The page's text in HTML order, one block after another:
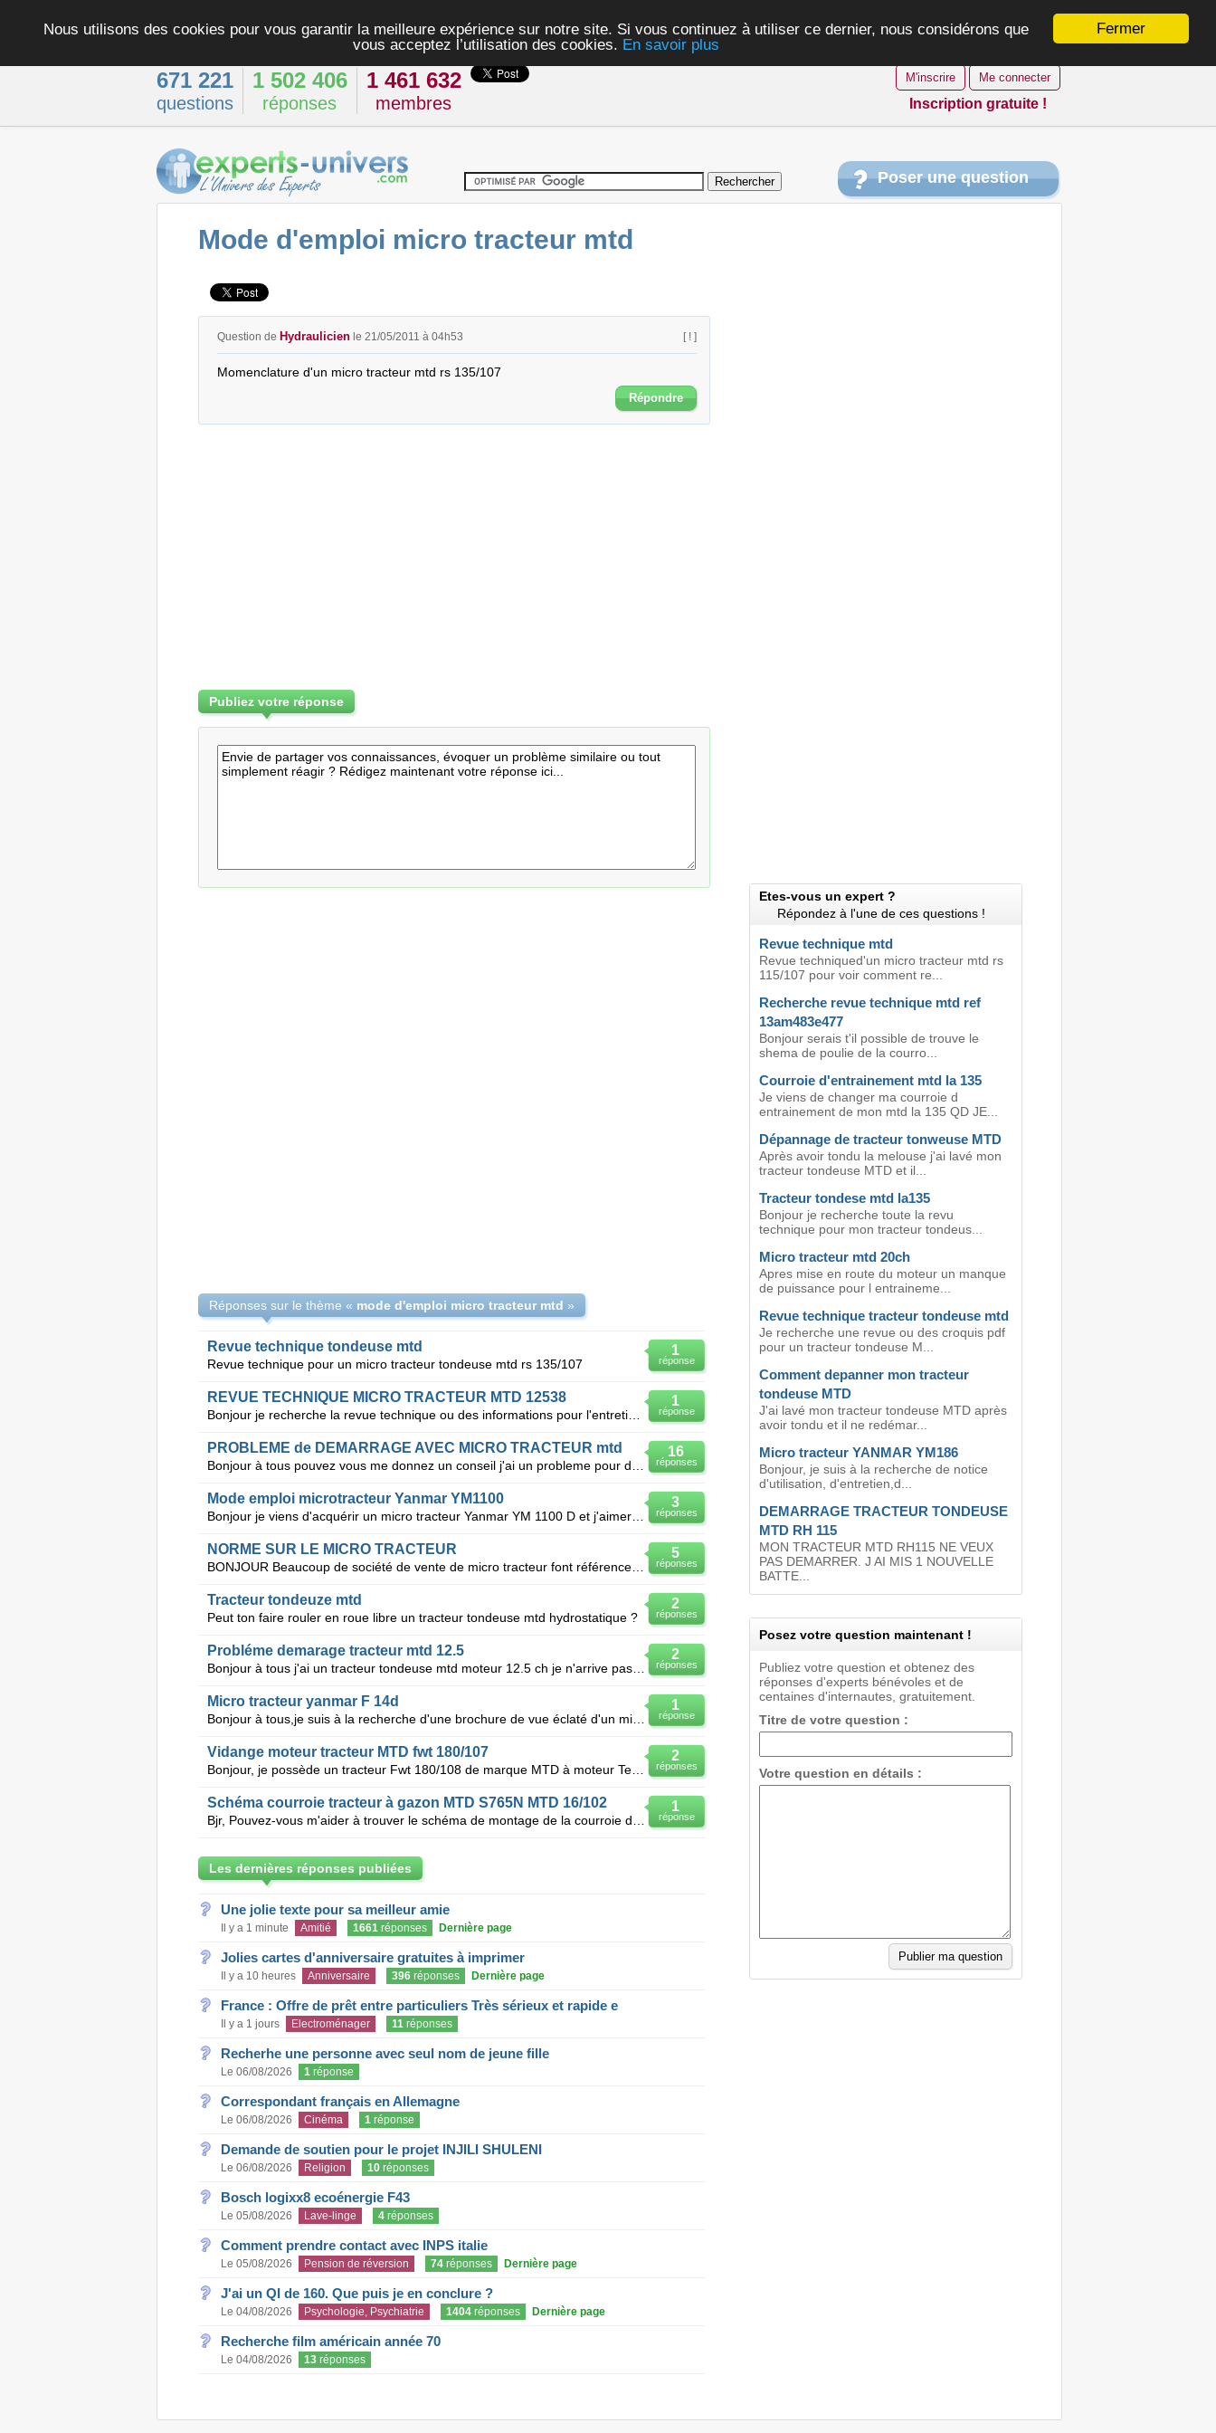
Fermer
Nous utilisons des cookies pour vous garantir la meilleure expérience sur notre site. Si vous continuez à utiliser ce dernier, nous considérons que
vous acceptez l’utilisation des cookies. En savoir plus
671 221
questions
1 502 406
réponses
1 461 632
membres
M'inscrire Me connecter
Inscription gratuite !
Poser une question
Mode d'emploi micro tracteur mtd
Question de Hydraulicienle 21/05/2011 à 04h53 [ ! ]
Momenclature d'un micro tracteur mtd rs 135/107
Répondre
Publiez votre réponse
Réponses sur le thème « mode d'emploi micro tracteur mtd »
1
réponse
Revue technique tondeuse mtd
Revue technique pour un micro tracteur tondeuse mtd rs 135/107
1
réponse
REVUE TECHNIQUE MICRO TRACTEUR MTD 12538
Bonjour je recherche la revue technique ou des informations pour l'entretien d'un micro tracteur ma
16
réponses
PROBLEME de DEMARRAGE AVEC MICRO TRACTEUR mtd
3
réponses
Mode emploi microtracteur Yanmar YM1100
Bonjour je viens d'acquérir un micro tracteur Yanmar YM 1100 D et j'aimerais trouver la notice du
5
réponses
NORME SUR LE MICRO TRACTEUR
BONJOUR Beaucoup de société de vente de micro tracteur font référence à une nouvelle norme Que
2
réponses
Tracteur tondeuze mtd
Peut ton faire rouler en roue libre un tracteur tondeuse mtd hydrostatique ?
2
réponses
Probléme demarage tracteur mtd 12.5
Bonjour à tous j'ai un tracteur tondeuse mtd moteur 12.5 ch je n'arrive pas a démaré mon tracte
1
réponse
Micro tracteur yanmar F 14d
Bonjour à tous,je suis à la recherche d'une brochure de vue éclaté d'un micro tracteur yanmar F 14d
2
réponses
Vidange moteur tracteur MTD fwt 180/107
Bonjour, je possède un tracteur Fwt 180/108 de marque MTD à moteur Tecumseh 18cv. Je ne trouve pas d
1
réponse
Schéma courroie tracteur à gazon MTD S765N MTD 16/102
Les dernières réponses publiées
Une jolie texte pour sa meilleur amie
Il y a 1 minute Amitié 1661réponses Dernière page
Jolies cartes d'anniversaire gratuites à imprimer
Il y a 10 heures Anniversaire 396réponses Dernière page
France : Offre de prêt entre particuliers Très sérieux et rapide e
Il y a 1 jours Electroménager 11réponses
Recherhe une personne avec seul nom de jeune fille
Le 06/08/2026 1réponse
Correspondant français en Allemagne
Le 06/08/2026 Cinéma 1réponse
Demande de soutien pour le projet INJILI SHULENI
Le 06/08/2026 Religion 10réponses
Bosch logixx8 ecoénergie F43
Le 05/08/2026 Lave-linge 4réponses
Comment prendre contact avec INPS italie
Le 05/08/2026 Pension de réversion 74réponses Dernière page
J'ai un QI de 160. Que puis je en conclure ?
Le 04/08/2026 Psychologie, Psychiatrie 1404réponses Dernière page
Recherche film américain année 70
Le 04/08/2026 13réponses
Etes-vous un expert ?
Répondez à l'une de ces questions !
Revue technique mtd
Revue techniqued'un micro tracteur mtd rs
115/107 pour voir comment re...
Recherche revue technique mtd ref
13am483e477
Bonjour serais t'il possible de trouve le
shema de poulie de la courro...
Courroie d'entrainement mtd la 135
Je viens de changer ma courroie d
entrainement de mon mtd la 135 QD JE...
Dépannage de tracteur tonweuse MTD
Après avoir tondu la melouse j'ai lavé mon
tracteur tondeuse MTD et il...
Tracteur tondese mtd la135
Bonjour je recherche toute la revu
technique pour mon tracteur tondeus...
Micro tracteur mtd 20ch
Apres mise en route du moteur un manque
de puissance pour l entraineme...
Revue technique tracteur tondeuse mtd
Je recherche une revue ou des croquis pdf
pour un tracteur tondeuse M...
Comment depanner mon tracteur
tondeuse MTD
J'ai lavé mon tracteur tondeuse MTD après
avoir tondu et il ne redémar...
Micro tracteur YANMAR YM186
Bonjour, je suis à la recherche de notice
d'utilisation, d'entretien,d...
DEMARRAGE TRACTEUR TONDEUSE
MTD RH 115
MON TRACTEUR MTD RH115 NE VEUX
PAS DEMARRER. J AI MIS 1 NOUVELLE
BATTE...
Posez votre question maintenant !
Publiez votre question et obtenez des
réponses d'experts bénévoles et de
centaines d'internautes, gratuitement.
Titre de votre question :
Votre question en détails :